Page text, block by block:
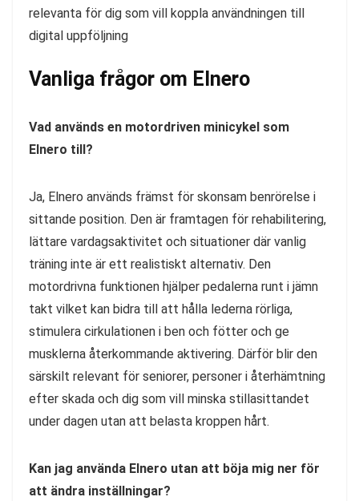
relevanta för dig som vill koppla användningen till
digital uppföljning
Vanliga frågor om Elnero
Vad används en motordriven minicykel som
Elnero till?
Ja, Elnero används främst för skonsam benrörelse i
sittande position. Den är framtagen för rehabilitering,
lättare vardagsaktivitet och situationer där vanlig
träning inte är ett realistiskt alternativ. Den
motordrivna funktionen hjälper pedalerna runt i jämn
takt vilket kan bidra till att hålla lederna rörliga,
stimulera cirkulationen i ben och fötter och ge
musklerna återkommande aktivering. Därför blir den
särskilt relevant för seniorer, personer i återhämtning
efter skada och dig som vill minska stillasittandet
under dagen utan att belasta kroppen hårt.
Kan jag använda Elnero utan att böja mig ner för
att ändra inställningar?